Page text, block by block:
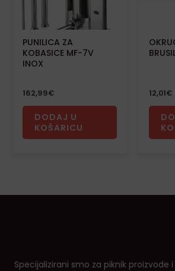
PUNILICA ZA
KOBASICE MF-7V
INOX
162,99€
DODAJ U
KOŠARICU
12,01€
Specijalizirani smo za piknik proizvode